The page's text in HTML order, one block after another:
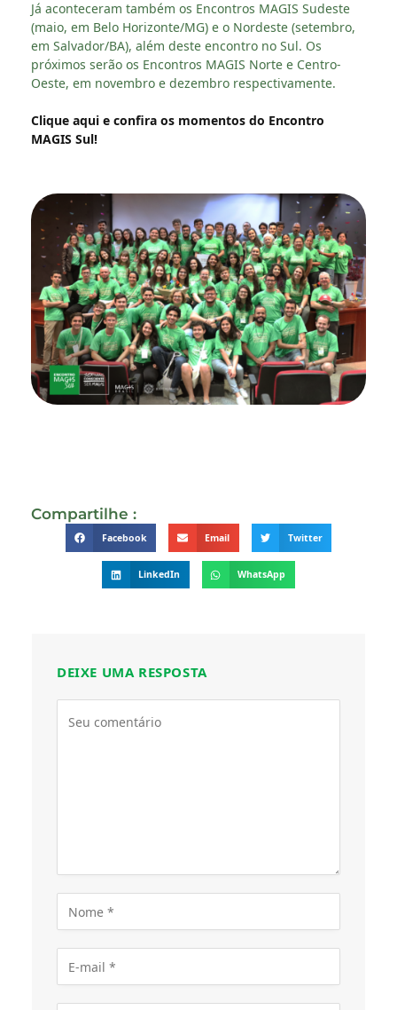
Já aconteceram também os Encontros MAGIS Sudeste
(maio, em Belo Horizonte/MG) e o Nordeste (setembro,
em Salvador/BA), além deste encontro no Sul. Os
próximos serão os Encontros MAGIS Norte e Centro-
Oeste, em novembro e dezembro respectivamente.
Clique aqui e confira os momentos do Encontro
MAGIS Sul!
Compartilhe :
Facebook Email Twitter
LinkedIn WhatsApp
DEIXE UMA RESPOSTA